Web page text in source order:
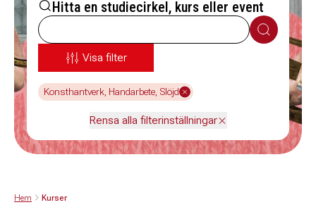
Hitta en studiecirkel, kurs eller event
Sök
Visa filter
Konsthantverk, Handarbete, Slöjd
Rensa alla filterinställningar
Hem Kurser